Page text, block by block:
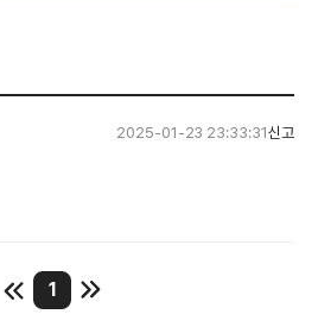
2025-01-23 23:33:31신고
1